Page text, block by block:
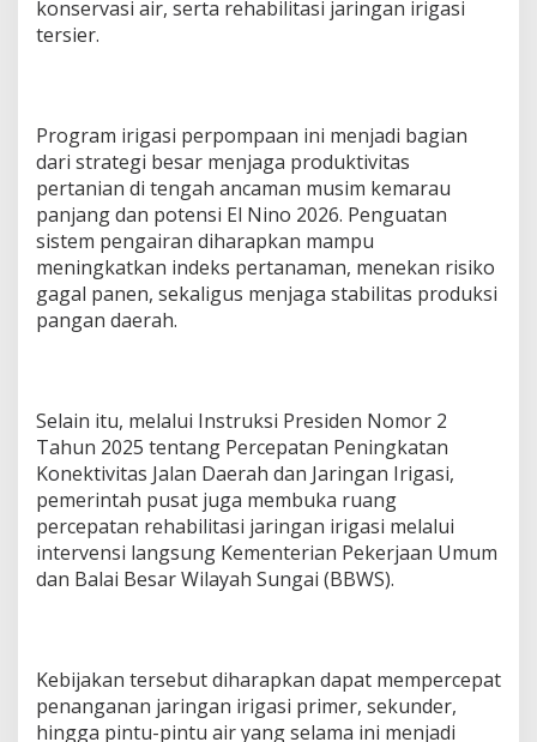
konservasi air, serta rehabilitasi jaringan irigasi
tersier.
Program irigasi perpompaan ini menjadi bagian
dari strategi besar menjaga produktivitas
pertanian di tengah ancaman musim kemarau
panjang dan potensi El Nino 2026. Penguatan
sistem pengairan diharapkan mampu
meningkatkan indeks pertanaman, menekan risiko
gagal panen, sekaligus menjaga stabilitas produksi
pangan daerah.
Selain itu, melalui Instruksi Presiden Nomor 2
Tahun 2025 tentang Percepatan Peningkatan
Konektivitas Jalan Daerah dan Jaringan Irigasi,
pemerintah pusat juga membuka ruang
percepatan rehabilitasi jaringan irigasi melalui
intervensi langsung Kementerian Pekerjaan Umum
dan Balai Besar Wilayah Sungai (BBWS).
Kebijakan tersebut diharapkan dapat mempercepat
penanganan jaringan irigasi primer, sekunder,
hingga pintu-pintu air yang selama ini menjadi